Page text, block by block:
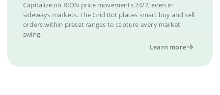
Capitalize on RION price movements 24/7, even in
sideways markets. The Grid Bot places smart buy and sell
orders within preset ranges to capture every market
swing.
Learn more